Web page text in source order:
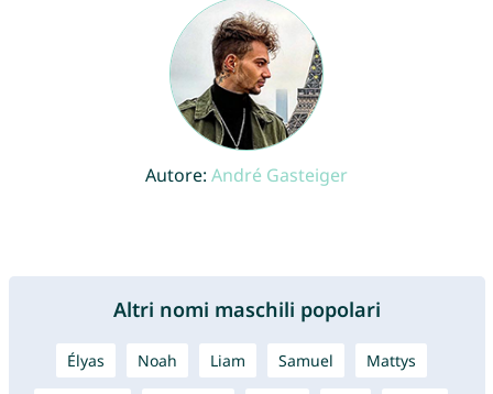
Autore: André Gasteiger
Altri nomi maschili popolari
Élyas Noah Liam Samuel Mattys